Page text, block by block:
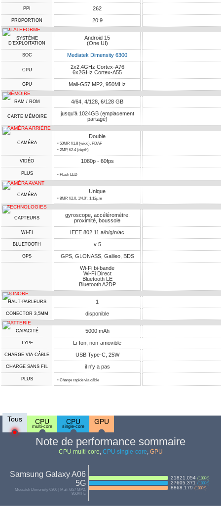
PPI 262
PROPORTION 20:9
PLATEFORME
SYSTÈME
D'EXPLOITATION
Android 15
(One UI)
SOC Mediatek Dimensity 6300
CPU
2x2.4GHz Cortex-A76
6x2GHz Cortex-A55
GPU Mali-G57 MP2, 950MHz
MÉMOIRE
RAM / ROM 4/64, 4/128, 6/128 GB
CARTE MÉMOIRE
jusqu'à 1024GB (emplacement
partagé)
CAMÉRA ARRIÈRE
CAMÉRA
Double
• 50MP, f/1.8 (wide), PDAF
• 2MP, f/2.4 (depth)
VIDÉO 1080p - 60fps
PLUS • Flash LED
CAMÉRA AVANT
CAMÉRA
Unique
• 8MP, f/2.0, 1/4.0", 1.12µm
TECHNOLOGIES
CAPTEURS
gyroscope, accéléromètre,
proximité, boussole
WI-FI IEEE 802.11 a/b/g/n/ac
BLUETOOTH v 5
GPS
GPS, GLONASS, Galileo, BDS
Wi-Fi bi-bande
Wi-Fi Direct
Bluetooth LE
Bluetooth A2DP
SONORE
HAUT-PARLEURS 1
CONECTOR 3,5MM disponible
BATTERIE
CAPACITÉ 5000 mAh
TYPE Li-Ion, non-amovible
CHARGE VIA CÂBLE USB Type-C, 25W
CHARGE SANS FIL il n'y a pas
PLUS • Charge rapide via câble
Tous CPU
multi-core
CPU
single-core
GPU
Note de performance sommaire
CPU multi-core, CPU single-core, GPU
Samsung Galaxy A06
5G
Mediatek Dimensity 6300 | Mali-G57 MP2,
950MHz
21821.054 (100%)
27605.371 (100%)
8868.179 (100%)